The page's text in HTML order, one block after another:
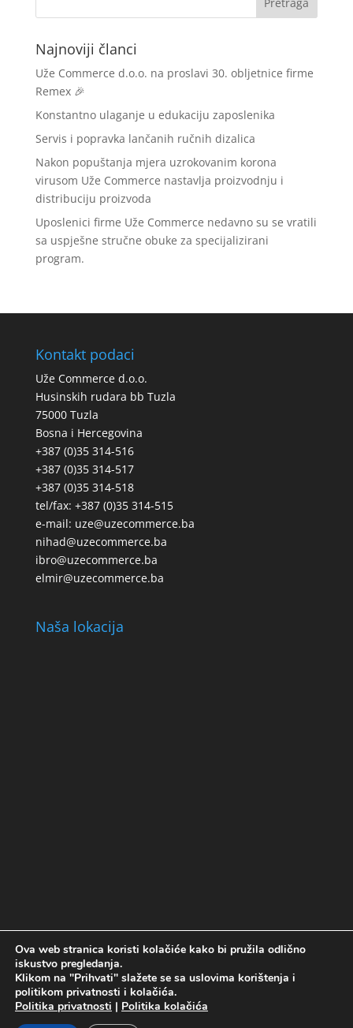
Najnoviji članci
Uže Commerce d.o.o. na proslavi 30. obljetnice firme
Remex 🎉
Konstantno ulaganje u edukaciju zaposlenika
Servis i popravka lančanih ručnih dizalica
Nakon popuštanja mjera uzrokovanim korona
virusom Uže Commerce nastavlja proizvodnju i
distribuciju proizvoda
Uposlenici firme Uže Commerce nedavno su se vratili
sa uspješne stručne obuke za specijalizirani
program.
Kontakt podaci
Uže Commerce d.o.o.
Husinskih rudara bb Tuzla
75000 Tuzla
Bosna i Hercegovina
+387 (0)35 314-516
+387 (0)35 314-517
+387 (0)35 314-518
tel/fax: +387 (0)35 314-515
e-mail: uze@uzecommerce.ba
nihad@uzecommerce.ba
ibro@uzecommerce.ba
elmir@uzecommerce.ba
Naša lokacija
Politika kolačića
Politika privatnosti
Uslovi korištenja
Ova web stranica koristi kolačiće kako bi pružila odlično
iskustvo pregledanja.
Klikom na "Prihvati" slažete se sa uslovima korištenja i
politikom privatnosti i kolačića.
Politika privatnosti | Politika kolačića